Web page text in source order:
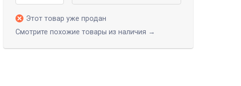
Этот товар уже продан
Смотрите похожие товары из наличия →